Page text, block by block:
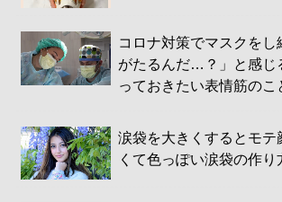
コロナ対策でマスクをし
がたるんだ…？」と感じ
っておきたい表情筋のこ
涙袋を大きくするとモテ
くて色っぽい涙袋の作り